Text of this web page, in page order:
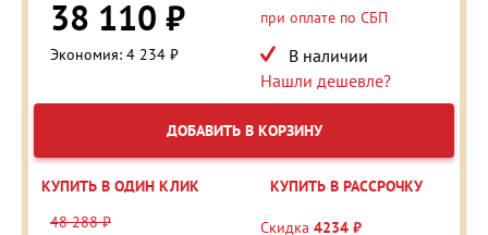
38 110 ₽
Экономия: 4 234 ₽
при оплате по СБП
В наличии
Нашли дешевле?
ДОБАВИТЬ В КОРЗИНУ
КУПИТЬ В ОДИН КЛИК
КУПИТЬ В РАССРОЧКУ
48 288 ₽
Скидка 4234 ₽